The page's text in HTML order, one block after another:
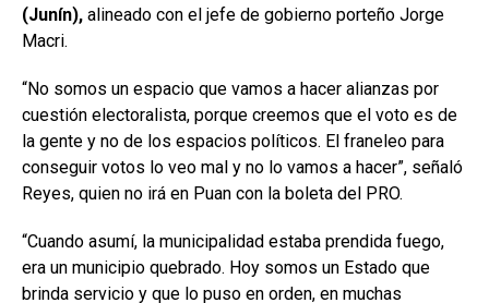
(Junín), alineado con el jefe de gobierno porteño Jorge
Macri.
“No somos un espacio que vamos a hacer alianzas por
cuestión electoralista, porque creemos que el voto es de
la gente y no de los espacios políticos. El franeleo para
conseguir votos lo veo mal y no lo vamos a hacer”, señaló
Reyes, quien no irá en Puan con la boleta del PRO.
“Cuando asumí, la municipalidad estaba prendida fuego,
era un municipio quebrado. Hoy somos un Estado que
brinda servicio y que lo puso en orden, en muchas